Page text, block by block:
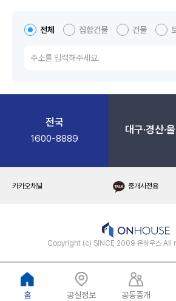
전체 집합건물 건물
전국
1600-8889
대구·경산·
카카오채널 중개사전용
Copyright (c) SINCE 2009 온하우스 All
홈 공실정보 공동중개